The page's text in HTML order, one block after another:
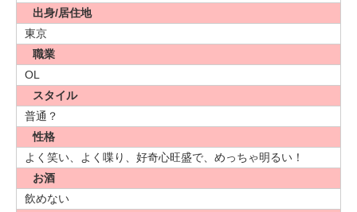
出身/居住地
東京
職業
OL
スタイル
普通？
性格
よく笑い、よく喋り、好奇心旺盛で、めっちゃ明るい！
お酒
飲めない